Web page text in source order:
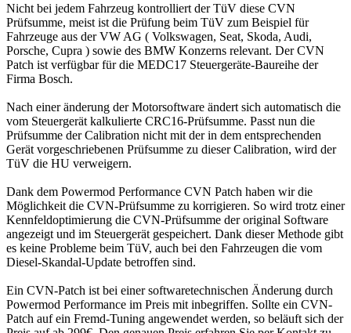
Nicht bei jedem Fahrzeug kontrolliert der TüV diese CVN
Prüfsumme, meist ist die Prüfung beim TüV zum Beispiel für
Fahrzeuge aus der VW AG ( Volkswagen, Seat, Skoda, Audi,
Porsche, Cupra ) sowie des BMW Konzerns relevant. Der CVN
Patch ist verfügbar für die MEDC17 Steuergeräte-Baureihe der
Firma Bosch.
Nach einer änderung der Motorsoftware ändert sich automatisch die
vom Steuergerät kalkulierte CRC16-Prüfsumme. Passt nun die
Prüfsumme der Calibration nicht mit der in dem entsprechenden
Gerät vorgeschriebenen Prüfsumme zu dieser Calibration, wird der
TüV die HU verweigern.
Dank dem Powermod Performance CVN Patch haben wir die
Möglichkeit die CVN-Prüfsumme zu korrigieren. So wird trotz einer
Kennfeldoptimierung die CVN-Prüfsumme der original Software
angezeigt und im Steuergerät gespeichert. Dank dieser Methode gibt
es keine Probleme beim TüV, auch bei den Fahrzeugen die vom
Diesel-Skandal-Update betroffen sind.
Ein CVN-Patch ist bei einer softwaretechnischen Änderung durch
Powermod Performance im Preis mit inbegriffen. Sollte ein CVN-
Patch auf ein Fremd-Tuning angewendet werden, so beläuft sich der